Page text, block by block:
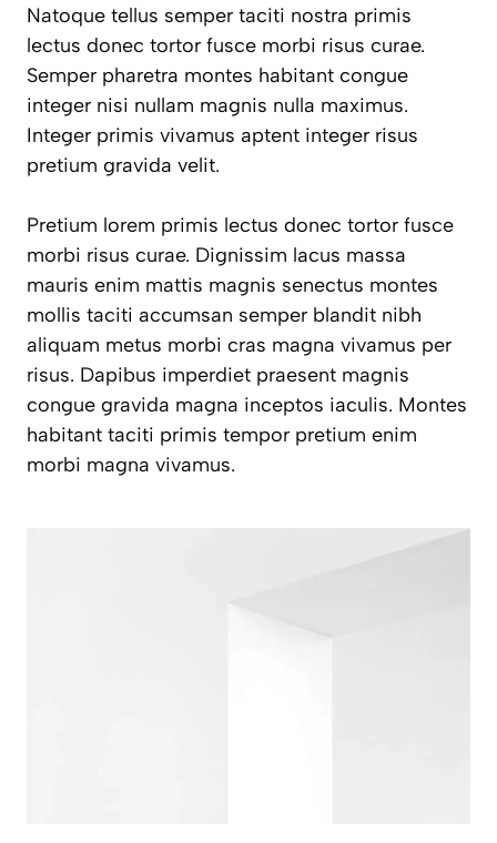
Natoque tellus semper taciti nostra primis
lectus donec tortor fusce morbi risus curae.
Semper pharetra montes habitant congue
integer nisi nullam magnis nulla maximus.
Integer primis vivamus aptent integer risus
pretium gravida velit.
Pretium lorem primis lectus donec tortor fusce
morbi risus curae. Dignissim lacus massa
mauris enim mattis magnis senectus montes
mollis taciti accumsan semper blandit nibh
aliquam metus morbi cras magna vivamus per
risus. Dapibus imperdiet praesent magnis
congue gravida magna inceptos iaculis. Montes
habitant taciti primis tempor pretium enim
morbi magna vivamus.